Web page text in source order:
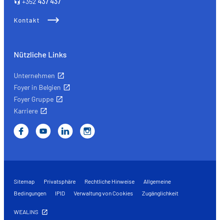
Kontakt
Nützliche Links
Unternehmen
Foyer in Belgien
Foyer Gruppe
Karriere
Sitemap Privatsphäre Rechtliche Hinweise
Allgemeine
Bedingungen
IPID Verwaltung von Cookies Zugänglichkeit
WEALINS